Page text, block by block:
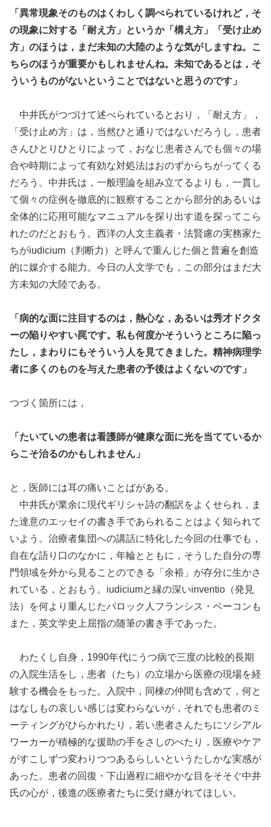
「異常現象そのものはくわしく調べられているけれど，そ
の現象に対する「耐え方」というか「構え方」「受け止め
方」のほうは，まだ未知の大陸のような気がしますね。こ
ちらのほうが重要かもしれませんね。未知であるとは，そ
ういうものがないということではないと思うのです」
中井氏がつづけて述べられているとおり，「耐え方」，
「受け止め方」は，当然ひと通りではないだろうし，患者
さんひとりひとりによって，おなじ患者さんでも個々の場
合や時期によって有効な対処法はおのずからちがってくる
だろう。中井氏は，一般理論を組み立てるよりも，一貫し
て個々の症例を徹底的に観察することから部分的あるいは
全体的に応用可能なマニュアルを探り出す道を探ってこら
れたのだとおもう。西洋の人文主義者・法賢慮の実務家た
ちがiudicium（判断力）と呼んで重んじた個と普遍を創造
的に媒介する能力。今日の人文学でも，この部分はまだ大
方未知の大陸である。
「病的な面に注目するのは，熱心な，あるいは秀才ドクタ
ーの陥りやすい罠です。私も何度かそういうところに陥っ
たし，まわりにもそういう人を見てきました。精神病理学
者に多くのものを与えた患者の予後はよくないのです」
つづく箇所には，
「たいていの患者は看護師が健康な面に光を当てているか
らこそ治るのかもしれません」
と，医師には耳の痛いことばがある。
中井氏が業余に現代ギリシャ詩の翻訳をよくせられ，ま
た達意のエッセイの書き手であられることはよく知られて
いよう。治療者集団への講話に特化した今回の仕事でも，
自在な語り口のなかに，年輪とともに，そうした自分の専
門領域を外から見ることのできる「余裕」が存分に生かさ
れている，とおもう。iudiciumと縁の深いinventio（発見
法）を何より重んじたバロック人フランシス・ベーコンも
また，英文学史上屈指の随筆の書き手であった。
わたくし自身，1990年代にうつ病で三度の比較的長期
の入院生活をし，患者（たち）の立場から医療の現場を経
験する機会をもった。入院中，同棟の仲間も含めて，何と
はなしもの哀しい感じは変わらないが，それでも患者のミ
ーティングがひらかれたり，若い患者さんたちにソシアル
ワーカーが積極的な援助の手をさしのべたり，医療やケア
がすこしずつ変わりつつあるらしいというたしかな実感が
あった。患者の回復・下山過程に細やかな目をそそぐ中井
氏の心が，後進の医療者たちに受け継がれてほしい。